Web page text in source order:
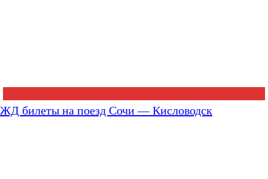
ЖД билеты на поезд Сочи — Кисловодск